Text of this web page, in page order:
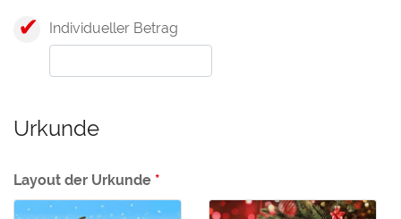
Individueller Betrag
Urkunde
Layout der Urkunde